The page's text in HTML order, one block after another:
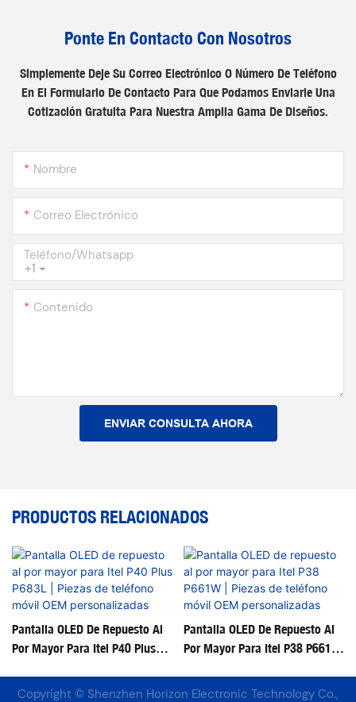
Ponte En Contacto Con Nosotros
Simplemente Deje Su Correo Electrónico O Número De Teléfono
En El Formulario De Contacto Para Que Podamos Enviarle Una
Cotización Gratuita Para Nuestra Amplia Gama De Diseños.
Nombre
Correo Electrónico
+1
Teléfono/whatsapp
Contenido
ENVIAR CONSULTA AHORA
PRODUCTOS RELACIONADOS
Pantalla OLED De Repuesto Al
Por Mayor Para Itel P40 Plus
Móvil OEM Personalizadas
Pantalla OLED De Repuesto Al
Por Mayor Para Itel P38 P661W
Personalizadas
Copyright © Shenzhen Horizon Electronic Technology Co.,